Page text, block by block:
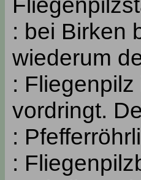
: bei Birken
wiederum
:
vordringt.
:
: